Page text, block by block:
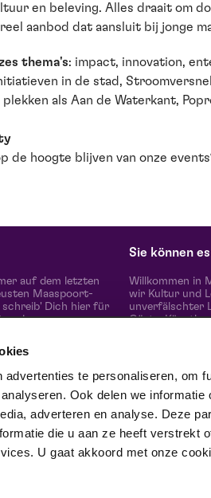
te personaliseren, om
Ook delen we informatie
adverteren en analyse. Deze
die u aan ze heeft verstrekt
U gaat akkoord met onze
en beleving. Alles draait om
aanbod dat aansluit bij jonge
thema's: impact, innovation,
in de stad,
als Aan de Waterkant,
de hoogte blijven van onze
auf dem letzten
Maaspoort-
schreib' Dich hier für
ein.
Sie können
Willkommen in
wir Kultur und
unverfälschter
Gäste,
Gewinner des
Kategorie
Identität.